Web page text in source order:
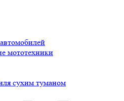
мототехники
сухим туманом